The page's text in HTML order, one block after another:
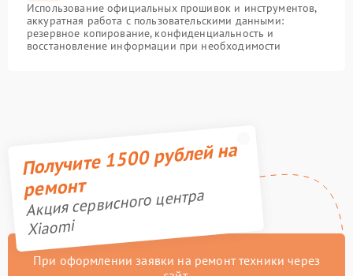
Использование официальных прошивок и инструментов,
аккуратная работа с пользовательскими данными:
резервное копирование, конфиденциальность и
восстановление информации при необходимости
Получите 1500 рублей на
ремонт
Акция сервисного центра
Xiaomi
При оформлении заявки на ремонт техники через